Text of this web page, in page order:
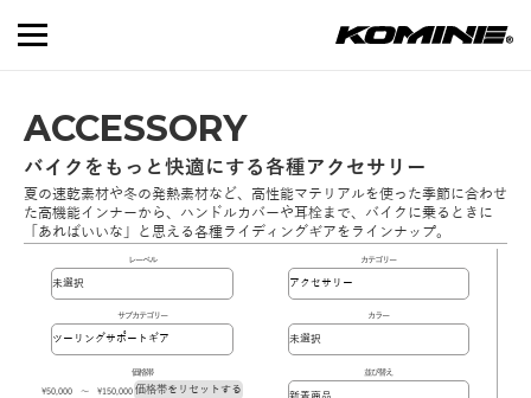
ACCESSORY
バイクをもっと快適にする各種アクセサリー
夏の速乾素材や冬の発熱素材など、高性能マテリアルを使った季節に合わせ
た高機能インナーから、ハンドルカバーや耳栓まで、バイクに乗るときに
「あればいいな」と思える各種ライディングギアをラインナップ。
レーベル カテゴリー
サブカテゴリー カラー
価格帯
\50,000 ～ \150,000 価格帯をリセットする
並び替え